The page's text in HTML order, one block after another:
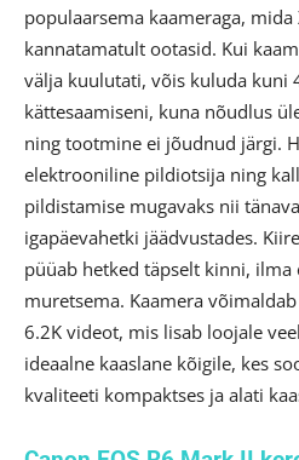
populaarsema kaameraga,
kannatamatult ootasid. Kui
välja kuulutati, võis kuluda kuni
kättesaamiseni, kuna nõudlus
ning tootmine ei jõudnud järgi.
elektrooniline pildiotsija ning
pildistamise mugavaks nii
igapäevahetki jäädvustades.
püüab hetked täpselt kinni, ilma
muretsema. Kaamera
6.2K videot, mis lisab loojale
ideaalne kaaslane kõigile, kes
kvaliteeti kompaktses ja alati